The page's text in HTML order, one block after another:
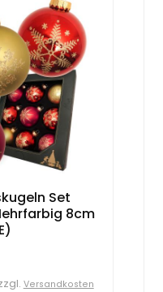
Set
8cm
Versandkosten